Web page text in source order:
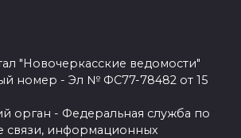
"Новочеркасские ведомости"
номер - Эл № ФС77-78482 от 15
орган - Федеральная служба по
связи, информационных